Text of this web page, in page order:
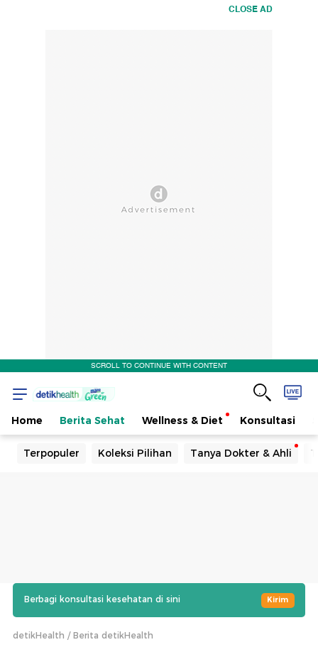
CLOSE AD
SCROLL TO CONTINUE WITH CONTENT
Home Berita Sehat Wellness & Diet Konsultasi
Terpopuler Koleksi Pilihan Tanya Dokter & Ahli
Berbagi konsultasi kesehatan di sini Kirim
detikHealth Berita detikHealth